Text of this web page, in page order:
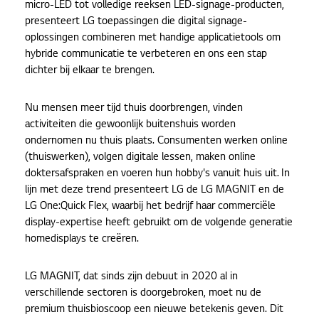
micro-LED tot volledige reeksen LED-signage-producten,
presenteert LG toepassingen die digital signage-
oplossingen combineren met handige applicatietools om
hybride communicatie te verbeteren en ons een stap
dichter bij elkaar te brengen.
Nu mensen meer tijd thuis doorbrengen, vinden
activiteiten die gewoonlijk buitenshuis worden
ondernomen nu thuis plaats. Consumenten werken online
(thuiswerken), volgen digitale lessen, maken online
doktersafspraken en voeren hun hobby's vanuit huis uit. In
lijn met deze trend presenteert LG de LG MAGNIT en de
LG One:Quick Flex, waarbij het bedrijf haar commerciële
display-expertise heeft gebruikt om de volgende generatie
homedisplays te creëren.
LG MAGNIT, dat sinds zijn debuut in 2020 al in
verschillende sectoren is doorgebroken, moet nu de
premium thuisbioscoop een nieuwe betekenis geven. Dit